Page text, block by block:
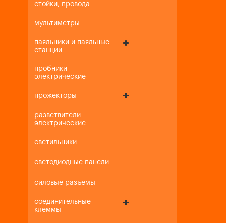
стойки, провода
мультиметры
паяльники и паяльные
станции
пробники
электрические
прожекторы
разветвители
электрические
светильники
светодиодные панели
силовые разъемы
соединительные
клеммы